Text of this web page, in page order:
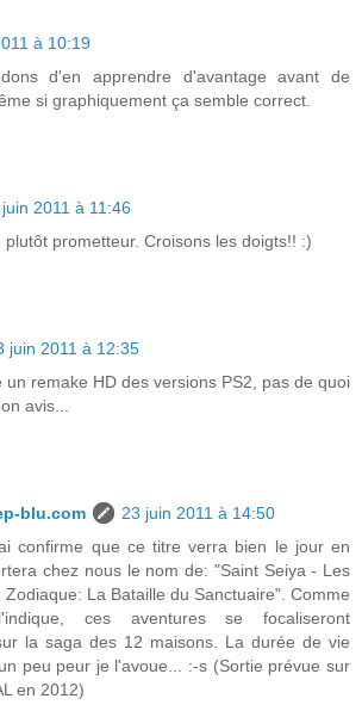
à 10:19
d'en apprendre d'avantage avant de
si graphiquement ça semble correct.
2011 à 11:46
plutôt prometteur. Croisons les doigts!! :)
juin 2011 à 12:35
un remake HD des versions PS2, pas de quoi
avis...
blu.com
23 juin 2011 à 14:50
confirme que ce titre verra bien le jour en
chez nous le nom de: "Saint Seiya - Les
Zodiaque: La Bataille du Sanctuaire". Comme
ces aventures se focaliseront
la saga des 12 maisons. La durée de vie
peu peur je l'avoue... :-s (Sortie prévue sur
en 2012)